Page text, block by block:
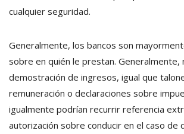
cualquier seguridad.
Generalmente, los bancos son
sobre en quién le prestan. Generalmente,
demostración de ingresos, igual que
remuneración o declaraciones sobre
igualmente podrían recurrir referencia
autorización sobre conducir en el caso de